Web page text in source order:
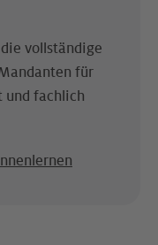
vollständige
für
und fachlich